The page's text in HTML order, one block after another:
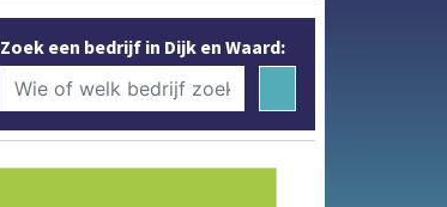
Zoek een bedrijf in Dijk en Waard: